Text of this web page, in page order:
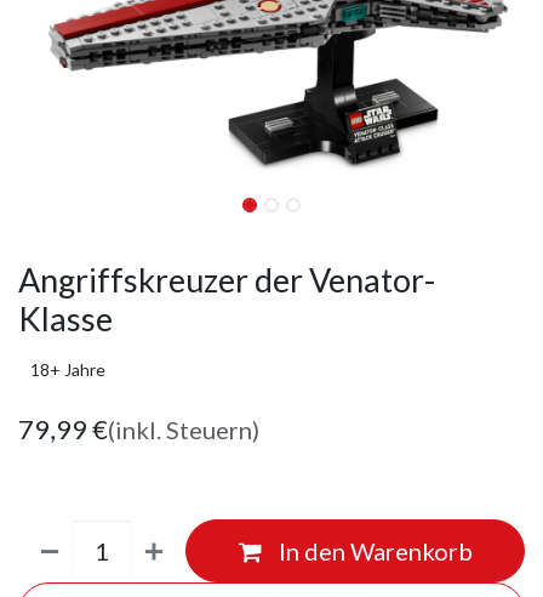
Angriffskreuzer der Venator-
Klasse
18+ Jahre
79,99€(inkl. Steuern)
In den Warenkorb